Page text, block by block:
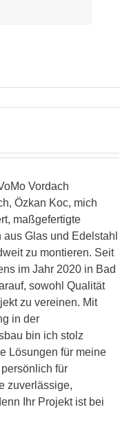
Vordach
Özkan Koc, mich
maßgefertigte
Glas und Edelstahl
zu montieren. Seit
im Jahr 2020 in Bad
sowohl Qualität
zu vereinen. Mit
in der
bin ich stolz
Lösungen für meine
für
zuverlässige,
Ihr Projekt ist bei